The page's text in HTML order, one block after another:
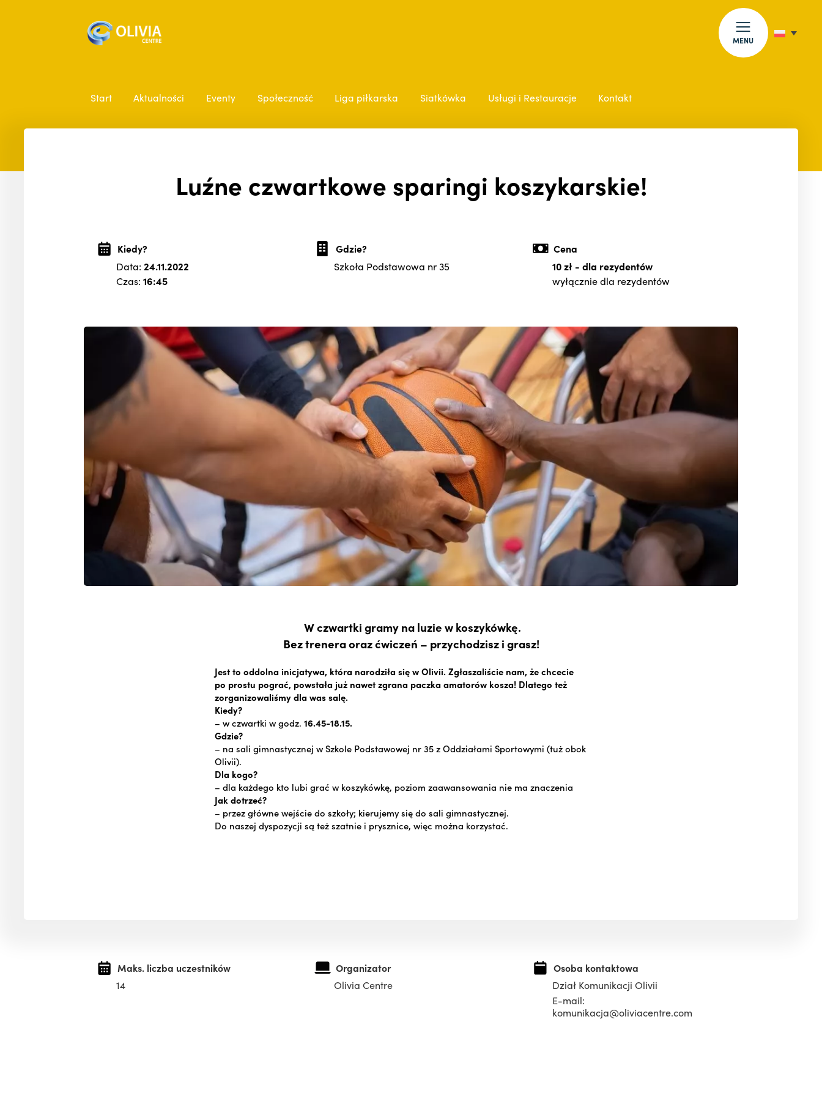
MENU
Start Aktualności Eventy Społeczność Liga piłkarska Siatkówka Usługi i Restauracje Kontakt
Luźne czwartkowe sparingi koszykarskie!
Kiedy?
Data: 24.11.2022
Czas: 16:45
Gdzie?
Szkoła Podstawowa nr 35
Cena
10 zł- dla rezydentów
wyłącznie dla rezydentów
W czwartki gramy na luzie w koszykówkę.
Bez trenera oraz ćwiczeń – przychodzisz i grasz!
Jest to oddolna inicjatywa, która narodziła się w Olivii. Zgłaszaliście nam, że chcecie
po prostu pograć, powstała już nawet zgrana paczka amatorów kosza! Dlatego też
zorganizowaliśmy dla was salę.
Kiedy?
– w czwartki w godz. 16.45-18.15.
Gdzie?
– na sali gimnastycznej w Szkole Podstawowej nr 35 z Oddziałami Sportowymi (tuż obok
Olivii).
Dla kogo?
– dla każdego kto lubi grać w koszykówkę, poziom zaawansowania nie ma znaczenia
Jak dotrzeć?
– przez główne wejście do szkoły; kierujemy się do sali gimnastycznej.
Do naszej dyspozycji są też szatnie i prysznice, więc można korzystać.
Maks. liczba uczestników
14
Organizator
Olivia Centre
Osoba kontaktowa
Dział Komunikacji Olivii
E-mail:
komunikacja@oliviacentre.com